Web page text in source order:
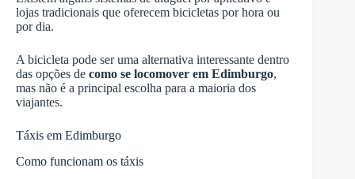
lojas tradicionais que oferecem bicicletas por hora ou
por dia.
A bicicleta pode ser uma alternativa interessante dentro
das opções de como se locomover em Edimburgo,
mas não é a principal escolha para a maioria dos
viajantes.
Táxis em Edimburgo
Como funcionam os táxis